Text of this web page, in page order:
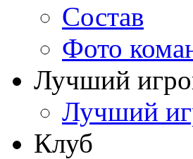
Состав
Фото
Лучший
Лучший
Клуб